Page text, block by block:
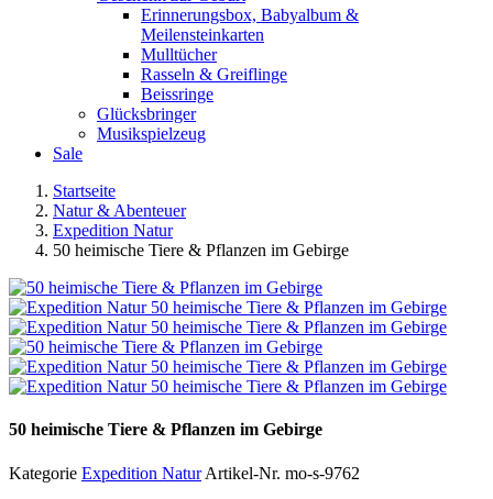
Erinnerungsbox, Babyalbum &
Meilensteinkarten
Mulltücher
Rasseln & Greiflinge
Beissringe
Glücksbringer
Musikspielzeug
Sale
Startseite
Natur & Abenteuer
Expedition Natur
50 heimische Tiere & Pflanzen im Gebirge
50 heimische Tiere & Pflanzen im Gebirge
Kategorie Expedition Natur Artikel-Nr. mo-s-9762